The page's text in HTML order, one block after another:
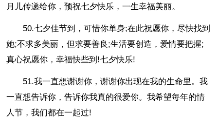
月儿传递给你，预祝七夕快乐，一生幸福美丽。
50.七夕佳节到，可惜你单身;在此祝愿你，尽快找到
她;不求多美丽，但求要善良;生活要创造，爱情要把握;
真心祝愿你，幸福快些到!七夕快乐!
51.我一直想谢谢你，谢谢你出现在我的生命里。我
一直想告诉你，告诉你我真的很爱你。我希望每年的情
人节，我们都在一起过!